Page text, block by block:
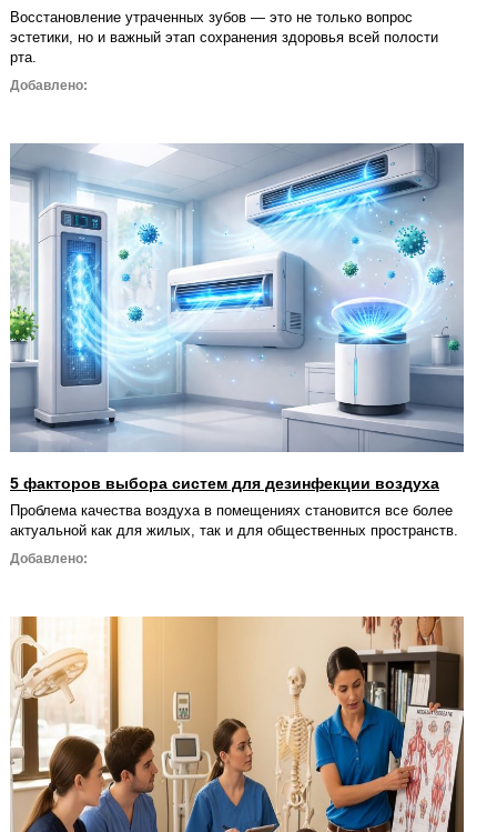
Восстановление утраченных зубов — это не только вопрос
эстетики, но и важный этап сохранения здоровья всей полости
рта.
Добавлено:
5 факторов выбора систем для дезинфекции воздуха
Проблема качества воздуха в помещениях становится все более
актуальной как для жилых, так и для общественных пространств.
Добавлено: